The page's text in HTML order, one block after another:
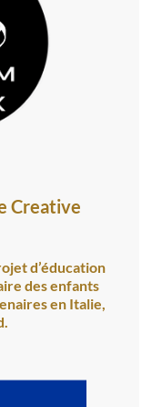
Creative
d’éducation
des enfants
en Italie,